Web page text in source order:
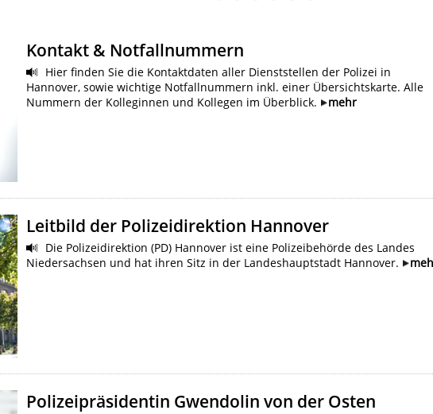
Kontakt & Notfallnummern
Hier finden Sie die Kontaktdaten aller Dienststellen der Polizei in
Hannover, sowie wichtige Notfallnummern inkl. einer Übersichtskarte. Alle
Nummern der Kolleginnen und Kollegen im Überblick.
mehr
Leitbild der Polizeidirektion Hannover
Die Polizeidirektion (PD) Hannover ist eine Polizeibehörde des Landes
Niedersachsen und hat ihren Sitz in der Landeshauptstadt Hannover.
Polizeipräsidentin Gwendolin von der Osten